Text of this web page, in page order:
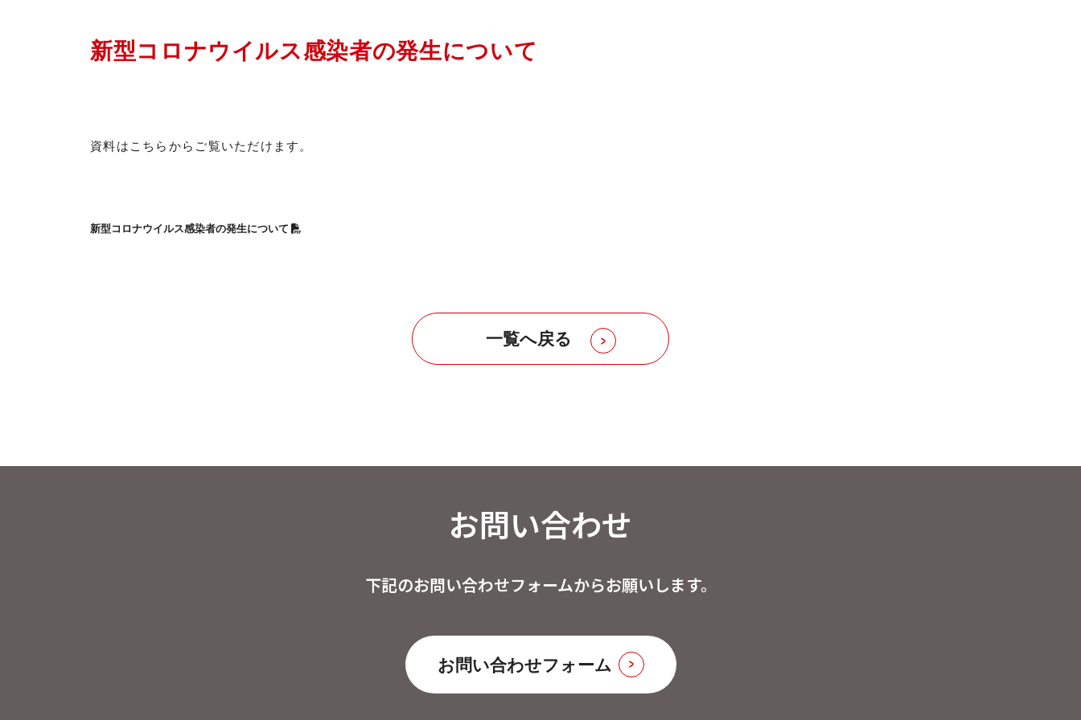
新型コロナウイルス感染者の発生について
資料はこちらからご覧いただけます。
新型コロナウイルス感染者の発生について
一覧へ戻る
お問い合わせ
下記のお問い合わせフォームからお願いします。
お問い合わせフォーム